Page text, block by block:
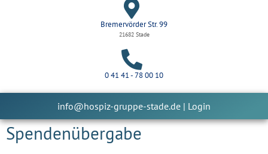
Bremervörder Str. 99
21682 Stade
0 41 41 - 78 00 10
info@hospiz-gruppe-stade.de | Login
Spendenübergabe